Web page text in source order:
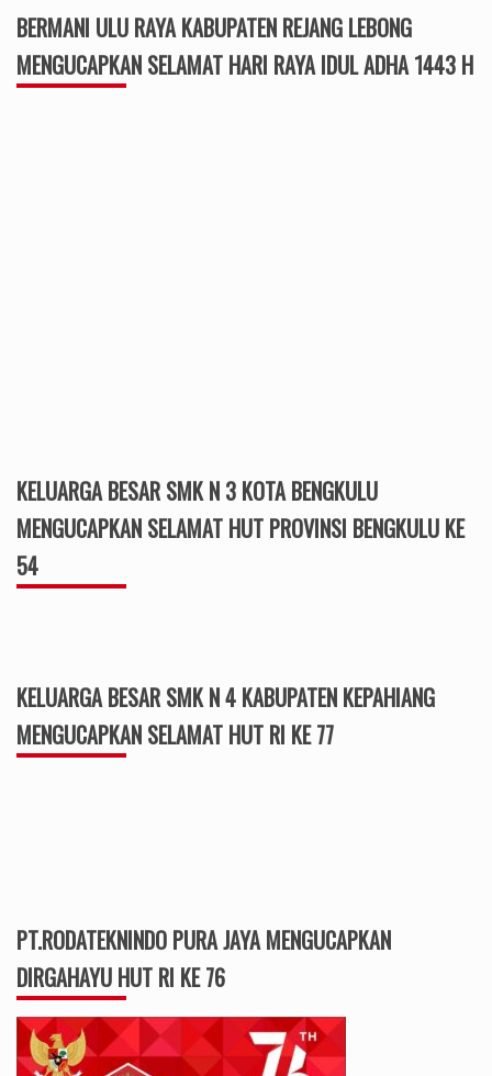
PT.RODATEKNINDO PURA JAYA MENGUCAPKAN